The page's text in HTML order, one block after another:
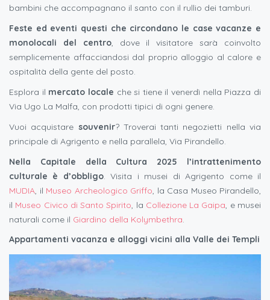
bambini che accompagnano il santo con il rullio dei tamburi.
Feste ed eventi questi che circondano le case vacanze e
monolocali del centro, dove il visitatore sarà coinvolto
semplicemente affacciandosi dal proprio alloggio al calore e
ospitalità della gente del posto.
Esplora il mercato locale che si tiene il venerdì nella Piazza di
Via Ugo La Malfa, con prodotti tipici di ogni genere.
Vuoi acquistare souvenir? Troverai tanti negozietti nella via
principale di Agrigento e nella parallela, Via Pirandello.
Nella Capitale della Cultura 2025 l’intrattenimento
culturale è d’obbligo. Visita i musei di Agrigento come il
MUDIA, il Museo Archeologico Griffo, la Casa Museo Pirandello,
il Museo Civico di Santo Spirito, la Collezione La Gaipa, e musei
naturali come il Giardino della Kolymbethra.
Appartamenti vacanza e alloggi vicini alla Valle dei Templi